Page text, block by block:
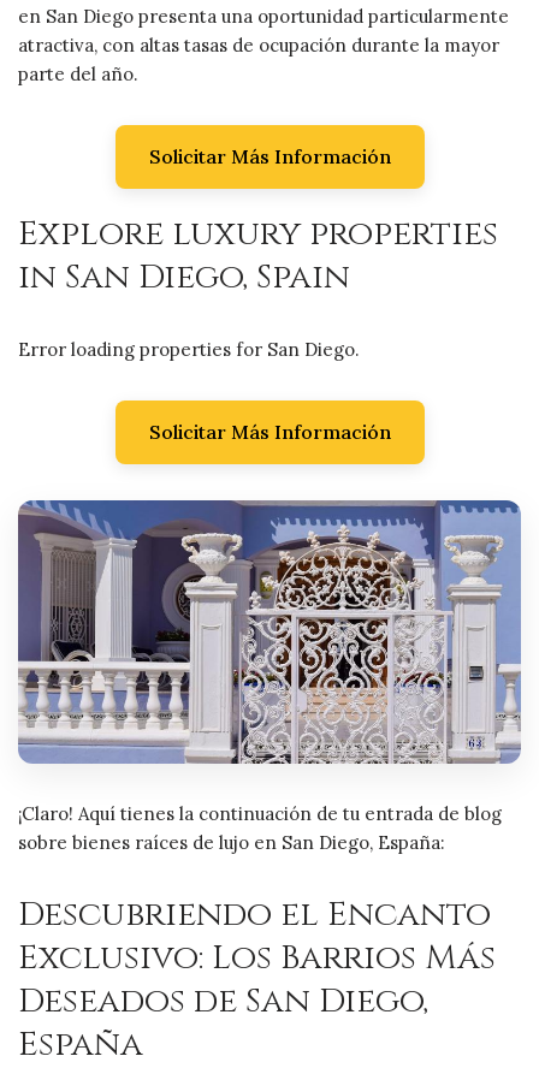
en San Diego presenta una oportunidad particularmente
atractiva, con altas tasas de ocupación durante la mayor
parte del año.
Solicitar Más Información
Explore luxury properties
in San Diego, Spain
Error loading properties for San Diego.
Solicitar Más Información
¡Claro! Aquí tienes la continuación de tu entrada de blog
sobre bienes raíces de lujo en San Diego, España:
Descubriendo el Encanto
Exclusivo: Los Barrios Más
Deseados de San Diego,
España